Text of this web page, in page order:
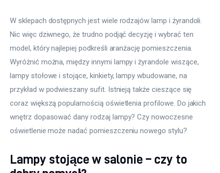
W sklepach dostępnych jest wiele rodzajów lamp i żyrandoli.
Nic więc dziwnego, że trudno podjąć decyzję i wybrać ten
model, który najlepiej podkreśli aranżację pomieszczenia.
Wyróżnić można, między innymi lampy i żyrandole wiszące,
lampy stołowe i stojące, kinkiety, lampy wbudowane, na
przykład w podwieszany sufit. Istnieją także cieszące się
coraz większą popularnością oświetlenia profilowe. Do jakich
wnętrz dopasować dany rodzaj lampy? Czy nowoczesne
oświetlenie może nadać pomieszczeniu nowego stylu?
Lampy stojące w salonie – czy to